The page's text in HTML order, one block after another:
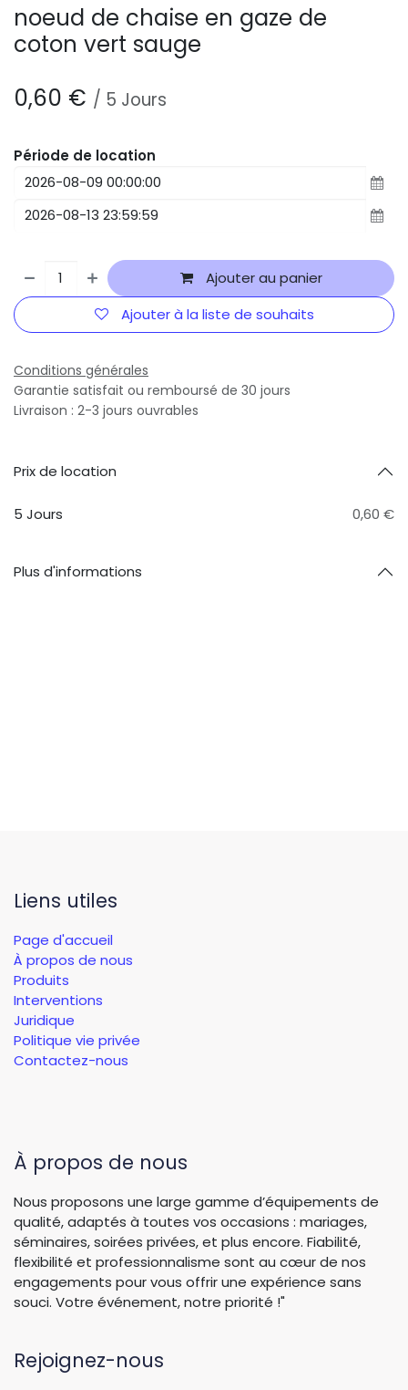
noeud de chaise en gaze de
coton vert sauge
0,60 € / 5 Jours
Période de location
Ajouter au panier
Ajouter à la liste de souhaits
Conditions générales
Garantie satisfait ou remboursé de 30 jours
Livraison : 2-3 jours ouvrables
Prix ​​de location
5 Jours 0,60 €
Plus d'informations
Liens utiles
Page d'accueil
À propos de nous
Produits
Interventions
Juridique
Politique vie privée
Contactez-nous
À propos de nous
Nous proposons une large gamme d’équipements de
qualité, adaptés à toutes vos occasions : mariages,
séminaires, soirées privées, et plus encore. Fiabilité,
flexibilité et professionnalisme sont au cœur de nos
engagements pour vous offrir une expérience sans
souci. Votre événement, notre priorité !"
Rejoignez-nous